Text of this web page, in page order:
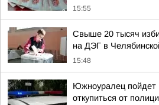
15:55
Свыше 20 тысяч
на ДЭГ в
15:48
Южноуралец пойдет
откупиться от